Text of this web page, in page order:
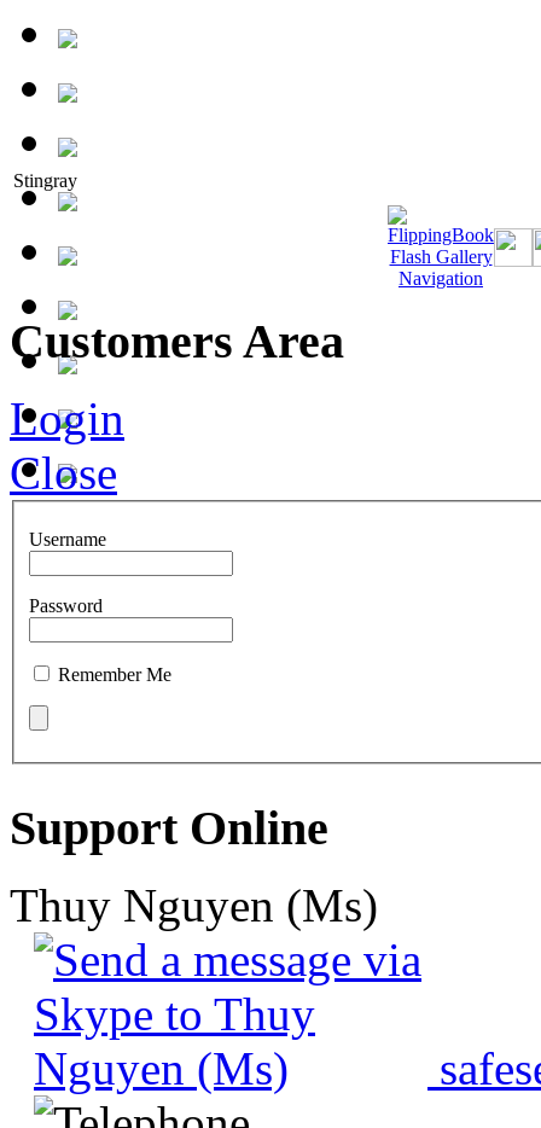
Stingray
Customers Area
Login
Close
Username
Password
Remember Me
Support Online
Thuy Nguyen (Ms)